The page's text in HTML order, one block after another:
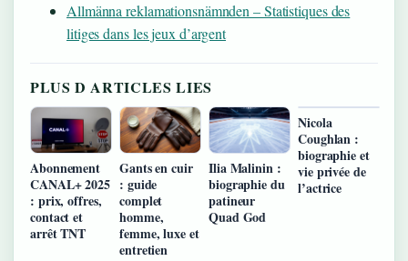
Allmänna reklamationsnämnden – Statistiques des
litiges dans les jeux d’argent
PLUS D ARTICLES LIES
Abonnement
CANAL+ 2025
: prix, offres,
contact et
arrêt TNT
Gants en cuir
: guide
complet
homme,
femme, luxe et
entretien
Ilia Malinin :
biographie du
patineur
Quad God
Nicola
Coughlan :
biographie et
vie privée de
l’actrice